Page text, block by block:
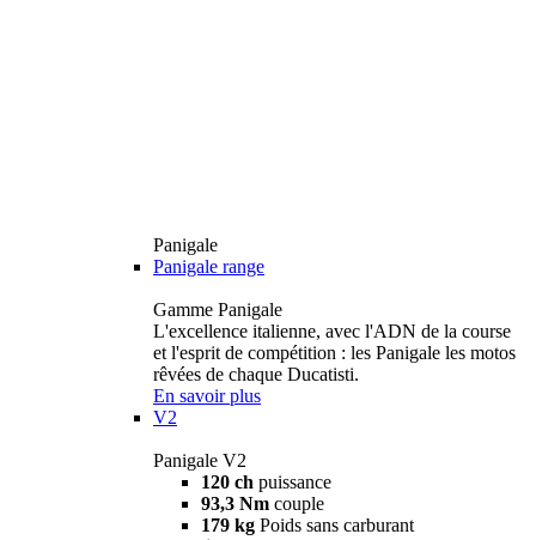
Panigale
Panigale range
Gamme Panigale
L'excellence italienne, avec l'ADN de la course
et l'esprit de compétition : les Panigale les motos
rêvées de chaque Ducatisti.
En savoir plus
V2
Panigale V2
120 ch puissance
93,3 Nm couple
179 kg Poids sans carburant